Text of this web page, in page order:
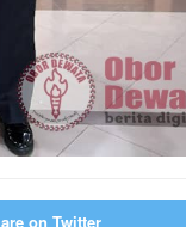
on Twitter